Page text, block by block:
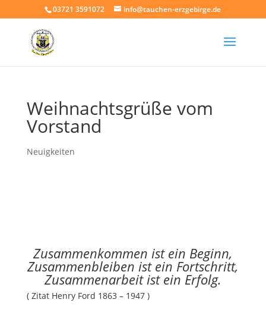
03721 3591072 info@tauchen-erzgebirge.de
Weihnachtsgrüße vom
Vorstand
Neuigkeiten
Zusammenkommen ist ein Beginn,
Zusammenbleiben ist ein Fortschritt,
Zusammenarbeit ist ein Erfolg.
( Zitat Henry Ford 1863 – 1947 )